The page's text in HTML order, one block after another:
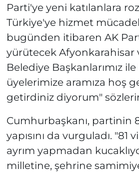
Parti'ye yeni katılanlara
Türkiye'ye hizmet
bugünden itibaren AK
yürütecek Afyonkarahisar
Belediye Başkanlarımız
üyelerimize aramıza hoş
getirdiniz diyorum"
Cumhurbaşkanı, partinin
yapısını da vurguladı. "81
ayrım yapmadan
milletine, şehrine